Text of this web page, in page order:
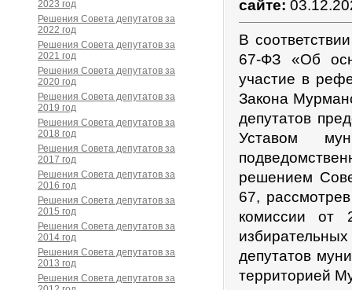
сайте:
В
67-ФЗ «Об
участие в
Закона
депутатов
Уставом
решением
67,
комиссии от
депутатов
территорией
2023 год
Решения Совета депутатов за
2022 год
Решения Совета депутатов за
2021 год
Решения Совета депутатов за
2020 год
Решения Совета депутатов за
2019 год
Решения Совета депутатов за
2018 год
Решения Совета депутатов за
2017 год
Решения Совета депутатов за
2016 год
Решения Совета депутатов за
2015 год
Решения Совета депутатов за
2014 год
Решения Совета депутатов за
2013 год
Решения Совета депутатов за